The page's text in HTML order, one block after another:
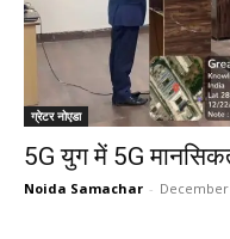
ग्रेटर नोएडा
5G युग में 5G
Noida Samachar - December